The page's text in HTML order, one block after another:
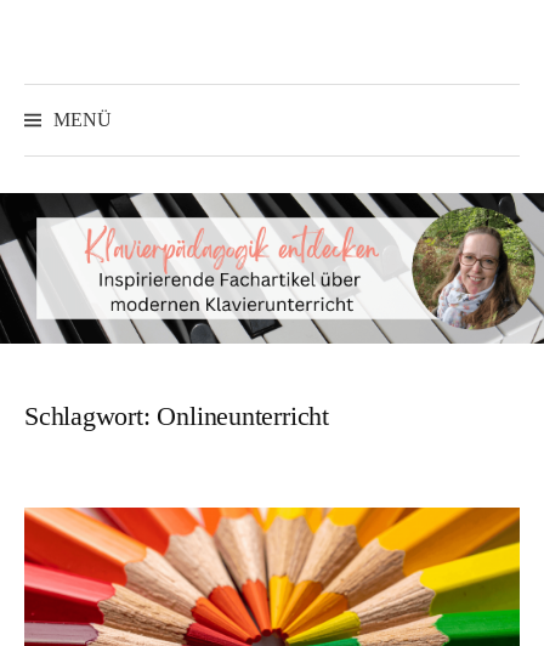
Inhalt
MENÜ
Schlagwort: Onlineunterricht